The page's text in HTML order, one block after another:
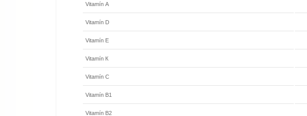
Vitamín А
Vitamín D
Vitamín Е
Vitamín К
Vitamín С
Vitamín B1
Vitamín B2